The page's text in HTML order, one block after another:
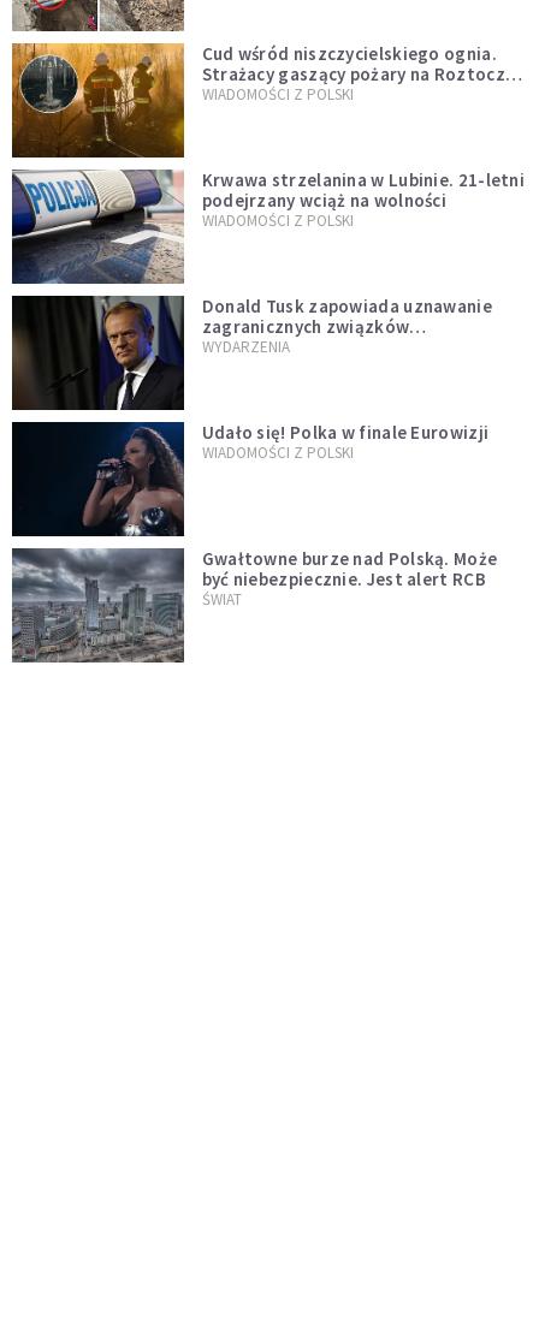
Cud wśród niszczycielskiego ognia.
Strażacy gaszący pożary na Roztoczu
opublikowali niezwykłe zdjęcie
WIADOMOŚCI Z POLSKI
Krwawa strzelanina w Lubinie. 21-letni
podejrzany wciąż na wolności
WIADOMOŚCI Z POLSKI
Donald Tusk zapowiada uznawanie
zagranicznych związków
jednopłciowych. "Państwo oblało ten
WYDARZENIA
Udało się! Polka w finale Eurowizji
WIADOMOŚCI Z POLSKI
Gwałtowne burze nad Polską. Może
być niebezpiecznie. Jest alert RCB
ŚWIAT